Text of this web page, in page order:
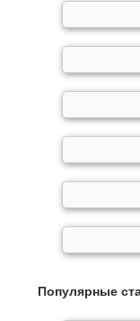
Популярные